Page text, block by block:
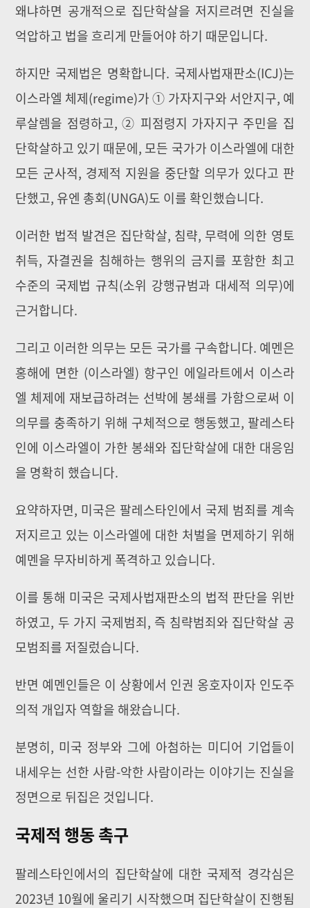
왜냐하면 공개적으로 집단학살을 저지르려면 진실을
억압하고 법을 흐리게 만들어야 하기 때문입니다.
하지만 국제법은 명확합니다. 국제사법재판소(ICJ)는
이스라엘 체제(regime)가 ① 가자지구와 서안지구, 예
루살렘을 점령하고, ② 피점령지 가자지구 주민을 집
단학살하고 있기 때문에, 모든 국가가 이스라엘에 대한
모든 군사적, 경제적 지원을 중단할 의무가 있다고 판
단했고, 유엔 총회(UNGA)도 이를 확인했습니다.
이러한 법적 발견은 집단학살, 침략, 무력에 의한 영토
취득, 자결권을 침해하는 행위의 금지를 포함한 최고
수준의 국제법 규칙(소위 강행규범과 대세적 의무)에
근거합니다.
그리고 이러한 의무는 모든 국가를 구속합니다. 예멘은
홍해에 면한 (이스라엘) 항구인 에일라트에서 이스라
엘 체제에 재보급하려는 선박에 봉쇄를 가함으로써 이
의무를 충족하기 위해 구체적으로 행동했고, 팔레스타
인에 이스라엘이 가한 봉쇄와 집단학살에 대한 대응임
을 명확히 했습니다.
요약하자면, 미국은 팔레스타인에서 국제 범죄를 계속
저지르고 있는 이스라엘에 대한 처벌을 면제하기 위해
예멘을 무자비하게 폭격하고 있습니다.
이를 통해 미국은 국제사법재판소의 법적 판단을 위반
하였고, 두 가지 국제범죄, 즉 침략범죄와 집단학살 공
모범죄를 저질렀습니다.
반면 예멘인들은 이 상황에서 인권 옹호자이자 인도주
의적 개입자 역할을 해왔습니다.
분명히, 미국 정부와 그에 아첨하는 미디어 기업들이
내세우는 선한 사람-악한 사람이라는 이야기는 진실을
정면으로 뒤집은 것입니다.
국제적 행동 촉구
팔레스타인에서의 집단학살에 대한 국제적 경각심은
2023년 10월에 울리기 시작했으며 집단학살이 진행됨